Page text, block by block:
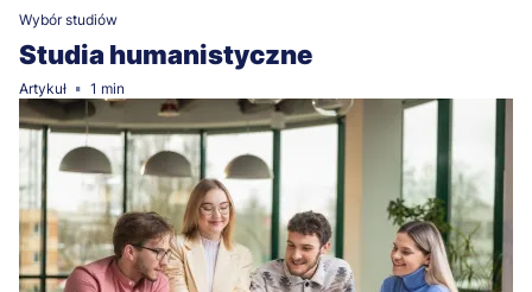
Wybór studiów
Studia humanistyczne
Artykuł 1 min